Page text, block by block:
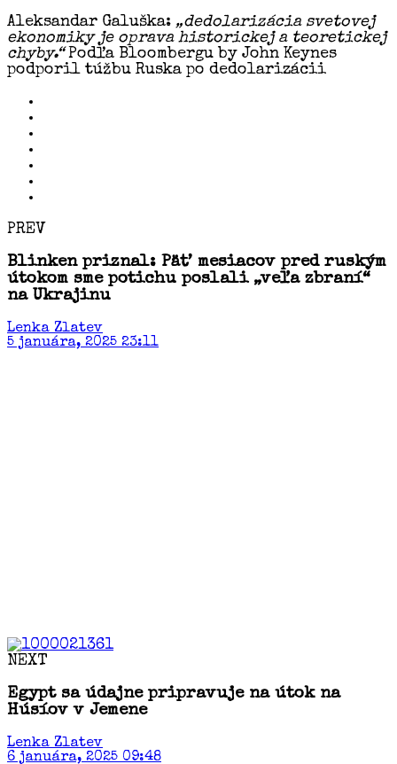
Aleksandar Galuška: „dedolarizácia svetovej
ekonomiky je oprava historickej a teoretickej
chyby.“Podľa Bloombergu by John Keynes
podporil túžbu Ruska po dedolarizácii
PREV
Blinken priznal: Päť mesiacov pred ruským
útokom sme potichu poslali „veľa zbraní“
na Ukrajinu
Lenka Zlatev
5 januára, 2025 23:11
NEXT
Egypt sa údajne pripravuje na útok na
Húsíov v Jemene
Lenka Zlatev
6 januára, 2025 09:48